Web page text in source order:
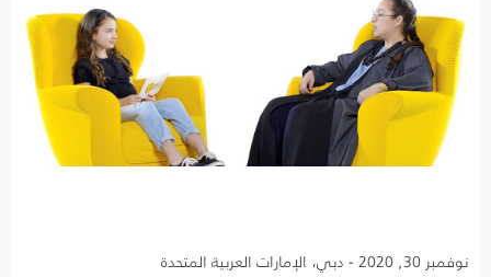
نوفمبر 30, 2020 - دبي، الإمارات العربية المتحدة